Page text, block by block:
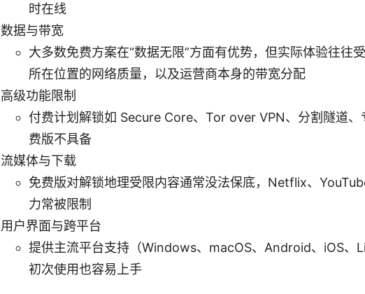
时在线
数据与带宽
大多数免费方案在“数据无限”方面有优势，但实际体验往往
所在位置的网络质量，以及运营商本身的带宽分配
高级功能限制
付费计划解锁如 Secure Core、Tor over VPN、分割隧道、
费版不具备
流媒体与下载
免费版对解锁地理受限内容通常没法保底，Netflix、
力常被限制
用户界面与跨平台
提供主流平台支持（Windows、macOS、Android、iOS、
初次使用也容易上手